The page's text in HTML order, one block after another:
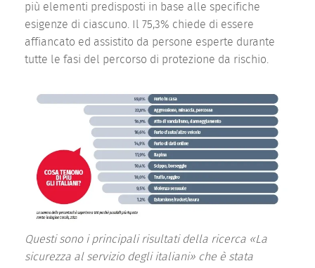
più elementi predisposti in base alle specifiche
esigenze di ciascuno. Il 75,3% chiede di essere
affiancato ed assistito da persone esperte durante
tutte le fasi del percorso di protezione da rischio.
Questi sono i principali risultati della ricerca «La
sicurezza al servizio degli italiani» che è stata